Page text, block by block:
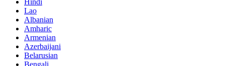
Hindi
Lao
Albanian
Amharic
Armenian
Azerbaijani
Belarusian